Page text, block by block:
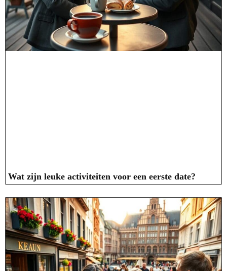
Wat zijn leuke activiteiten voor een eerste date?